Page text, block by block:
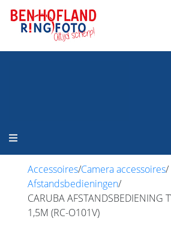
Accessoires/Camera accessoires/
Afstandsbedieningen/
CARUBA AFSTANDSBEDIENING
1,5M (RC-O101V)